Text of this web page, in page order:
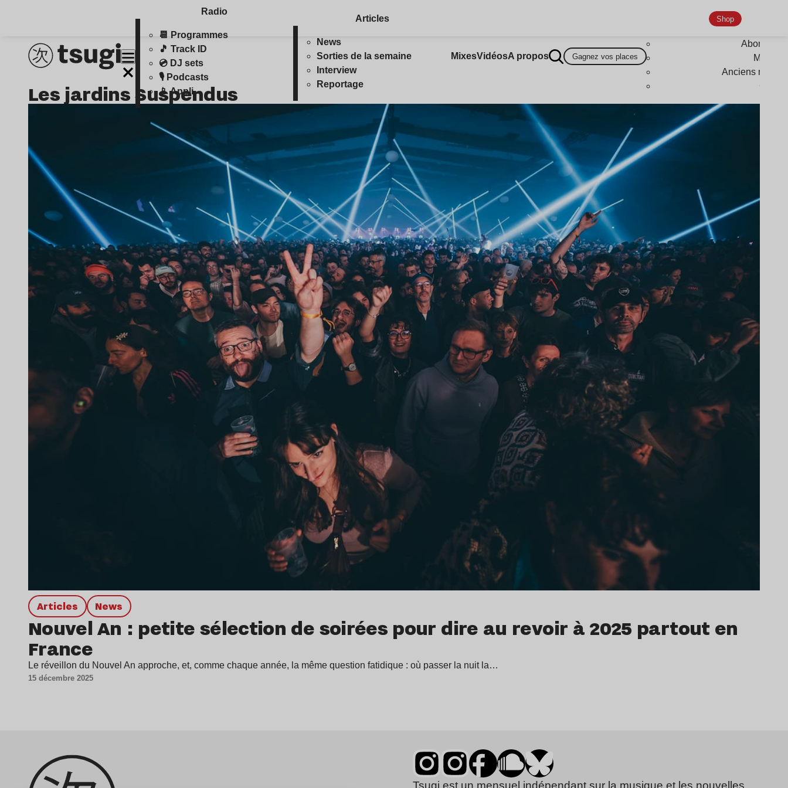
Radio
📆 Programmes
🎵 Track ID
💿 DJ sets
🎙️ Podcasts
📱 Appli
Articles
News
Sorties de la semaine
Interview
Reportage
MixesVidéosA propos Gagnez vos places
Shop
Anciens
Les jardins Suspendus
Articles news
Nouvel An : petite sélection de soirées pour dire au revoir à 2025 partout en
France
Le réveillon du Nouvel An approche, et, comme chaque année, la même question fatidique : où passer la nuit la…
15 décembre 2025